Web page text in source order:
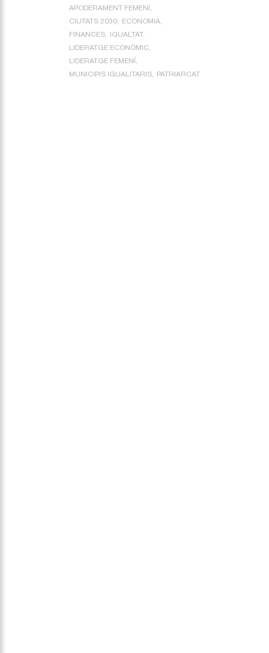
APODERAMENT FEMENÍ
CIUTATS 2030
ECONOMIA
FINANCES
IGUALTAT
LIDERATGE ECONÒMIC
LIDERATGE FEMENÍ
MUNICIPIS IGUALITARIS
PATRIARCAT